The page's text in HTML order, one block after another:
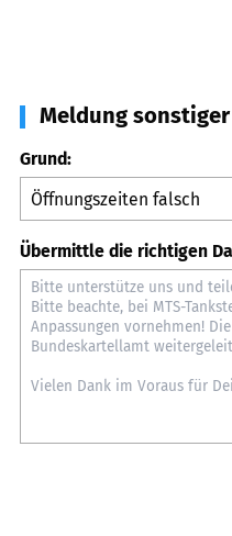
Meldung
Grund:
Übermittle die richtigen